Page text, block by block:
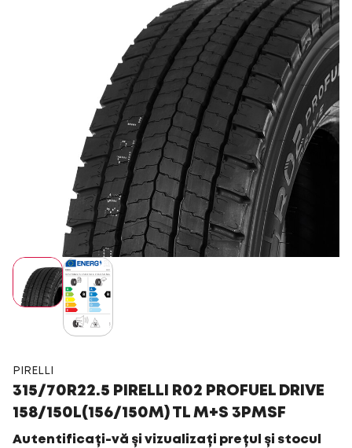
PIRELLI
315/70R22.5 PIRELLI R02 PROFUEL DRIVE
158/150L(156/150M) TL M+S 3PMSF
Autentificați-vă și vizualizați prețul și stocul